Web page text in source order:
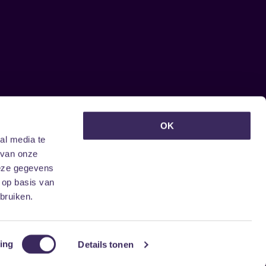
media te
onze
gegevens
basis van
Details tonen
OK
ontvangen?